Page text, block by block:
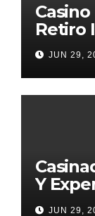
Retiro
JUN 29,
Y
2026
JUN 29,